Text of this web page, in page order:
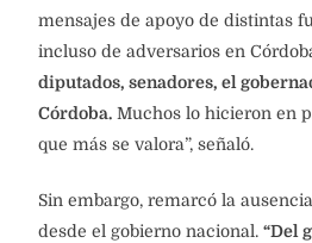
mensajes de apoyo de distintas
incluso de adversarios en
diputados, senadores, el
Córdoba. Muchos lo hicieron en
que más se valora”, señaló.
Sin embargo, remarcó la
desde el gobierno nacional. “Del